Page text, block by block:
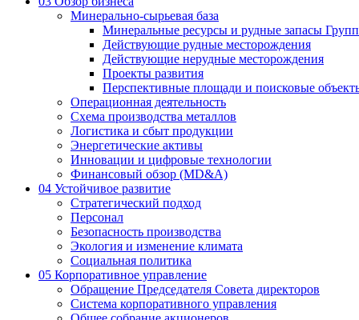
Минерально-сырьевая база
Минеральные ресурсы и рудные запасы
Действующие рудные месторождения
Действующие нерудные месторождения
Проекты развития
Перспективные площади и поисковые
Операционная деятельность
Схема производства металлов
Логистика и сбыт продукции
Энергетические активы
Инновации и цифровые технологии
Финансовый обзор (MD&A)
04 Устойчивое развитие
Стратегический подход
Персонал
Безопасность производства
Экология и изменение климата
Социальная политика
05 Корпоративное управление
Обращение Председателя Совета директоров
Система корпоративного управления